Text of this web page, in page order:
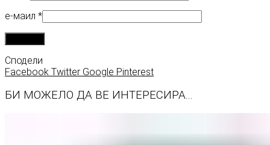
е-маил *
Сподели
Facebook Twitter Google Pinterest
БИ МОЖЕЛО ДА ВЕ ИНТЕРЕСИРА...